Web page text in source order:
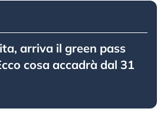
arriva il green pass
cosa accadrà dal 31